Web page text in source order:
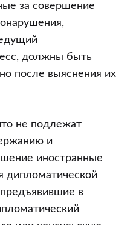
за совершение
должны быть
после выяснения их
не подлежат
и
иностранные
дипломатической
в